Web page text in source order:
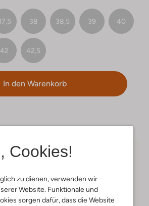
Cookies!
zu dienen, verwenden wir
Website. Funktionale und
sorgen dafür, dass die Website
38 38,5 39 40
42 42,5
In den Warenkorb
ab € 75 für Club-Omoda
30 TagenRückgaberecht